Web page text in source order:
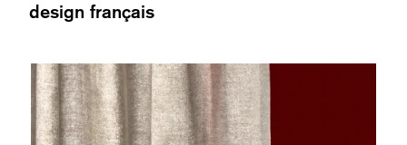
design français